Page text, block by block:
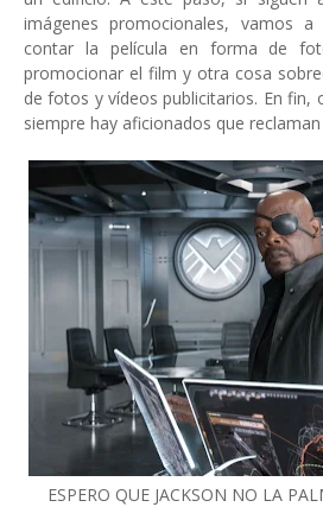
imágenes promocionales, vamos
contar la película en forma de
promocionar el film y otra cosa
de fotos y vídeos publicitarios. En fin,
siempre hay aficionados que
ESPERO QUE JACKSON NO LA